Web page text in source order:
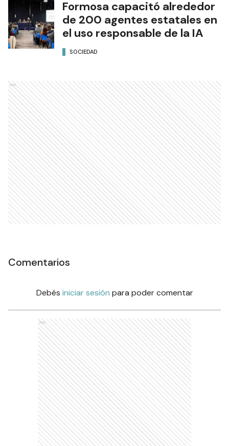
Formosa capacitó alrededor
de 200 agentes estatales en
el uso responsable de la IA
SOCIEDAD
Ads
Comentarios
Debés iniciar sesión para poder comentar
Ads